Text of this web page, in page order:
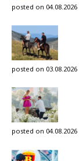
posted on 04.08.2026
posted on 03.08.2026
posted on 04.08.2026